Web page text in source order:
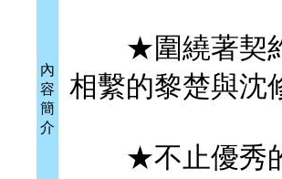
內
容
簡
介
★圍繞著契約
相繫的黎楚與沈
★不止優秀的